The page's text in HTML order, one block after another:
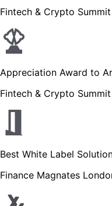
Fintech & Crypto
Appreciation Award to
Fintech & Crypto
Best White Label
Finance Magnates